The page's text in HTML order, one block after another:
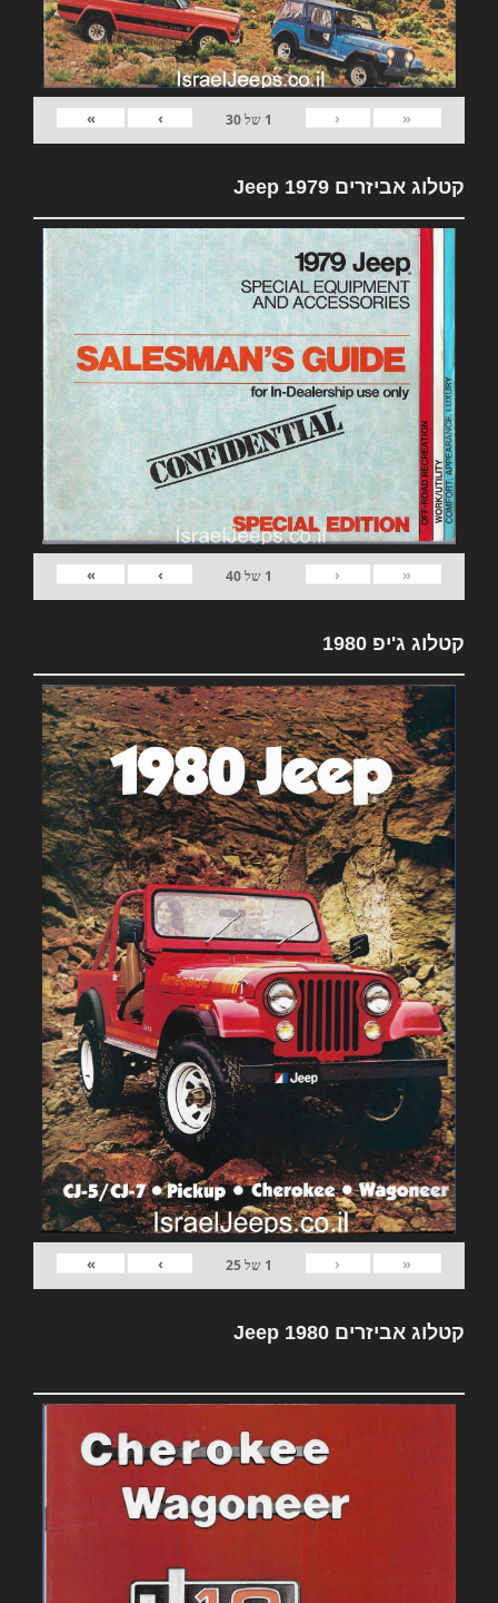
«
‹
1 של30
›
»
קטלוג אביזרים 1979 Jeep
«
‹
1 של40
›
»
קטלוג ג'יפ 1980
«
‹
1 של25
›
»
קטלוג אביזרים Jeep 1980